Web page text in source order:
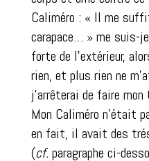
Caliméro : « Il me
carapace… » me suis-
forte de l’extérieur,
rien, et plus rien ne
j’arrêterai de faire
Mon Caliméro n’était
en fait, il avait des
(cf.paragraphe ci-